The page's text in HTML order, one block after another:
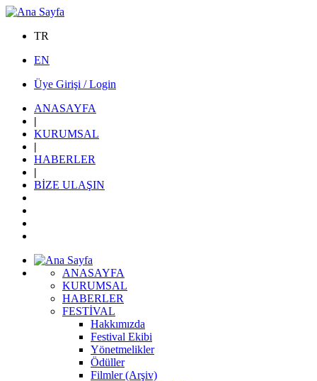
TR
EN
Üye Girişi / Login
ANASAYFA
|
KURUMSAL
|
HABERLER
|
BİZE ULAŞIN
ANASAYFA
KURUMSAL
HABERLER
FESTİVAL
Hakkımızda
Festival Ekibi
Yönetmelikler
Ödüller
Filmler (Arşiv)